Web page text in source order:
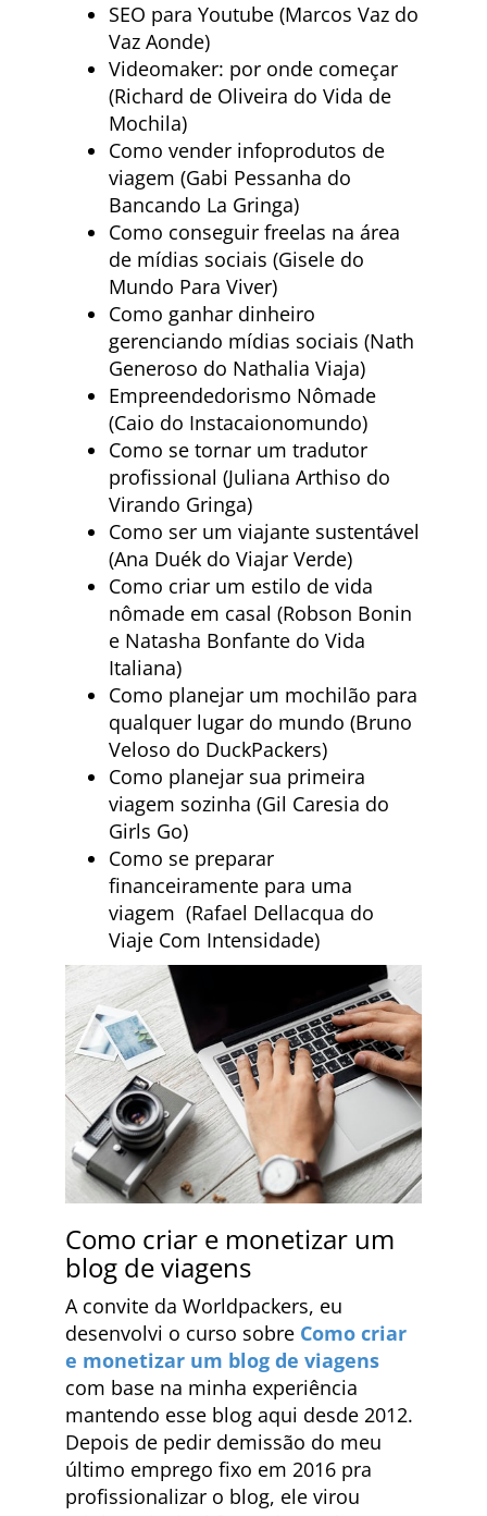
SEO para Youtube (Marcos Vaz do
Vaz Aonde)
Videomaker: por onde começar
(Richard de Oliveira do Vida de
Mochila)
Como vender infoprodutos de
viagem (Gabi Pessanha do
Bancando La Gringa)
Como conseguir freelas na área
de mídias sociais (Gisele do
Mundo Para Viver)
Como ganhar dinheiro
gerenciando mídias sociais (Nath
Generoso do Nathalia Viaja)
Empreendedorismo Nômade
(Caio do Instacaionomundo)
Como se tornar um tradutor
profissional (Juliana Arthiso do
Virando Gringa)
Como ser um viajante sustentável
(Ana Duék do Viajar Verde)
Como criar um estilo de vida
nômade em casal (Robson Bonin
e Natasha Bonfante do Vida
Italiana)
Como planejar um mochilão para
qualquer lugar do mundo (Bruno
Veloso do DuckPackers)
Como planejar sua primeira
viagem sozinha (Gil Caresia do
Girls Go)
Como se preparar
financeiramente para uma
viagem (Rafael Dellacqua do
Viaje Com Intensidade)
Como criar e monetizar um
blog de viagens
A convite da Worldpackers, eu
desenvolvi o curso sobre Como criar
e monetizar um blog de viagens
com base na minha experiência
mantendo esse blog aqui desde 2012.
Depois de pedir demissão do meu
último emprego fixo em 2016 pra
profissionalizar o blog, ele virou